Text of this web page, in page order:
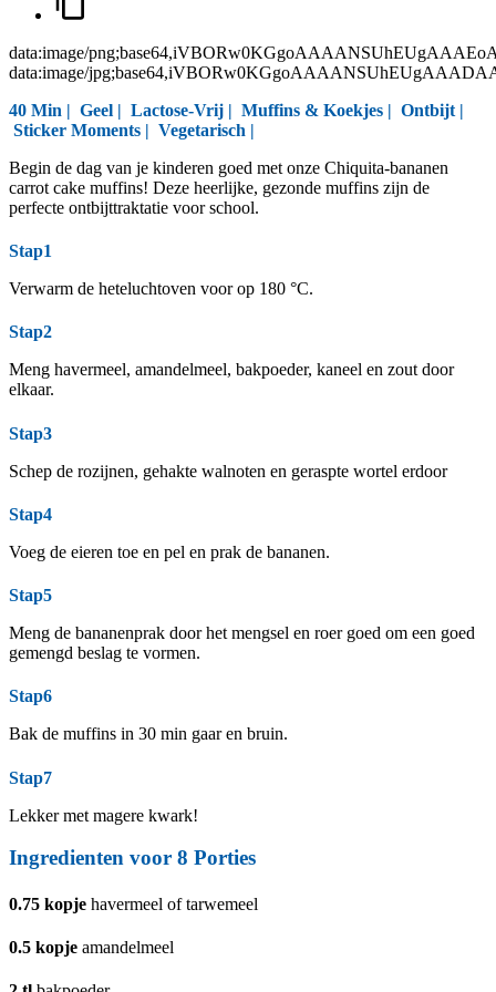
data:image/
data:image/
40 Min | Geel | Lactose-Vrij | Muffins & Koekjes | Ontbijt |
Sticker Moments | Vegetarisch |
Begin de dag van je kinderen goed met onze Chiquita-bananen
carrot cake muffins! Deze heerlijke, gezonde muffins zijn de
perfecte ontbijttraktatie voor school.
Stap1
Verwarm de heteluchtoven voor op 180 °C.
Stap2
Meng havermeel, amandelmeel, bakpoeder, kaneel en zout door
elkaar.
Stap3
Schep de rozijnen, gehakte walnoten en geraspte wortel erdoor
Stap4
Voeg de eieren toe en pel en prak de bananen.
Stap5
Meng de bananenprak door het mengsel en roer goed om een goed
gemengd beslag te vormen.
Stap6
Bak de muffins in 30 min gaar en bruin.
Stap7
Lekker met magere kwark!
Ingredienten voor 8 Porties
0.75 kopje havermeel of tarwemeel
0.5 kopje amandelmeel